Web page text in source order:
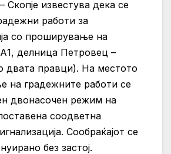
известува дека се
работи за
со проширување на
делница Петровец –
двата правци). На местото
на градежните работи се
двонасочен режим на
соодветна
Сообраќајот се
без застој.